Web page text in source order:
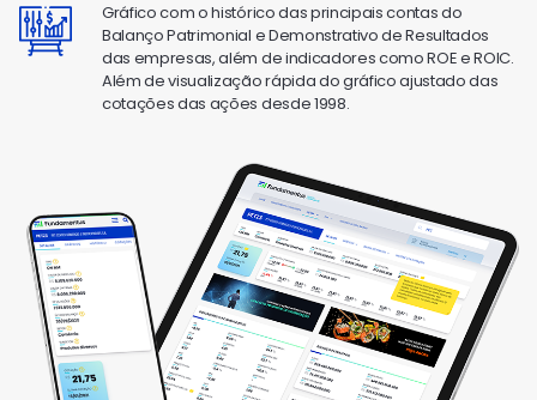
Gráfico com o histórico das principais contas do
Balanço Patrimonial e Demonstrativo de Resultados
das empresas, além de indicadores como ROE e ROIC.
Além de visualização rápida do gráfico ajustado das
cotações das ações desde 1998.